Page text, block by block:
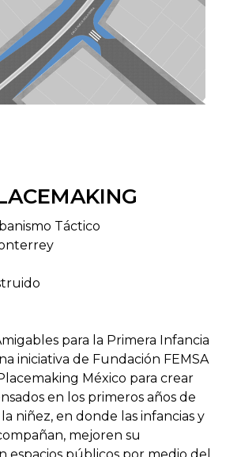
Táctico
para la Primera Infancia
iniciativa de Fundación FEMSA
México para crear
en los primeros años de
niñez, en donde las infancias y
mejoren su